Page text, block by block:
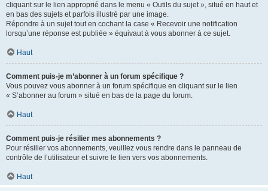
cliquant sur le lien approprié dans le menu « Outils du sujet », situé en haut et
en bas des sujets et parfois illustré par une image.
Répondre à un sujet tout en cochant la case « Recevoir une notification
lorsqu’une réponse est publiée » équivaut à vous abonner à ce sujet.
Haut
Comment puis-je m’abonner à un forum spécifique ?
Vous pouvez vous abonner à un forum spécifique en cliquant sur le lien
« S’abonner au forum » situé en bas de la page du forum.
Haut
Comment puis-je résilier mes abonnements ?
Pour résilier vos abonnements, veuillez vous rendre dans le panneau de
contrôle de l’utilisateur et suivre le lien vers vos abonnements.
Haut